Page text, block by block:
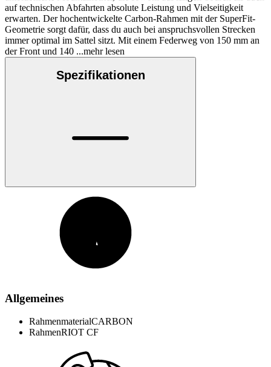
auf technischen Abfahrten absolute Leistung und Vielseitigkeit
erwarten. Der hochentwickelte Carbon-Rahmen mit der SuperFit-
Geometrie sorgt dafür, dass du auch bei anspruchsvollen Strecken
immer optimal im Sattel sitzt. Mit einem Federweg von 150 mm an
der Front und 140 ...mehr lesen
Spezifikationen
Allgemeines
RahmenmaterialCARBON
RahmenRIOT CF